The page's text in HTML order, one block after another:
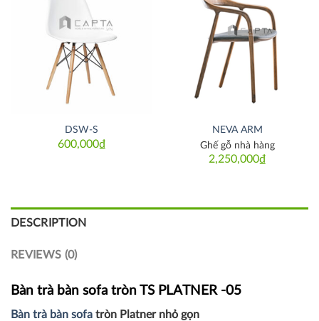
DSW-S
600,000₫
NEVA ARM
2,250,000₫
Ghế gỗ nhà hàng
DESCRIPTION
REVIEWS (0)
Bàn trà bàn sofa tròn TS PLATNER -05
Bàn trà bàn sofa tròn Platner nhỏ gọn